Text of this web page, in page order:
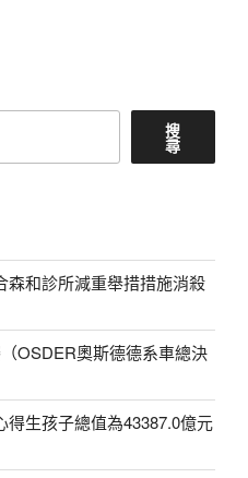
搜
尋
森和診所減重舉措措施消殺
OSDER奧斯德德系車總決
生孩子總值為43387.0億元